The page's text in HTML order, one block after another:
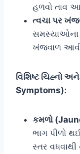
હળવો તાવ
ત્વચા પર
સમસ્યાઓના
ખંજવાળ
વિશિષ્ટ ચિહ્નો
Symptoms):
કમળો
ભાગ પીળો
સ્તર